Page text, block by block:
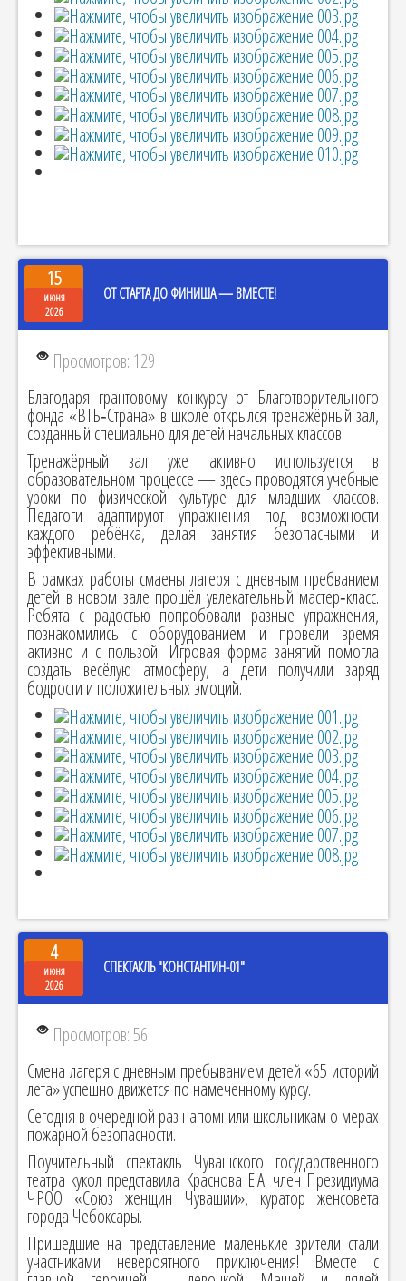
15
июня
2026
ОТ СТАРТА ДО ФИНИША — ВМЕСТЕ!
Просмотров: 129
Благодаря грантовому конкурсу от Благотворительного
фонда «ВТБ‑Страна» в школе открылся тренажёрный зал,
созданный специально для детей начальных классов.
Тренажёрный зал уже активно используется в
образовательном процессе — здесь проводятся учебные
уроки по физической культуре для младших классов.
Педагоги адаптируют упражнения под возможности
каждого ребёнка, делая занятия безопасными и
эффективными.
В рамках работы смаены лагеря с дневным пребванием
детей в новом зале прошёл увлекательный мастер‑класс.
Ребята с радостью попробовали разные упражнения,
познакомились с оборудованием и провели время
активно и с пользой. Игровая форма занятий помогла
создать весёлую атмосферу, а дети получили заряд
бодрости и положительных эмоций.
4
июня
2026
СПЕКТАКЛЬ "КОНСТАНТИН-01"
Просмотров: 56
Смена лагеря с дневным пребыванием детей «65 историй
лета» успешно движется по намеченному курсу.
Сегодня в очередной раз напомнили школьникам о мерах
пожарной безопасности.
Поучительный спектакль Чувашского государственного
театра кукол представила Краснова Е.А. член Президиума
ЧРОО «Союз женщин Чувашии», куратор женсовета
города Чебоксары.
Пришедшие на представление маленькие зрители стали
участниками невероятного приключения! Вместе с